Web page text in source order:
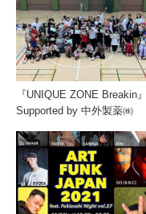
『UNIQUE ZONE Breakin』
Supported by 中外製薬㈱